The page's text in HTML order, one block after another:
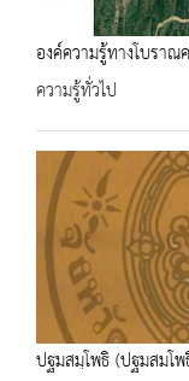
องค์ความรู้ทางโบรา
ความรู้ทั่วไป
ปฐมสมฺโพธิ (ปฐมสมโ